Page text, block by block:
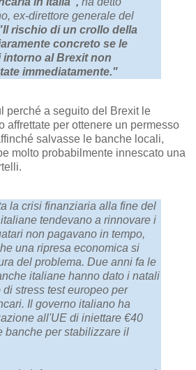
ex-direttore generale del
rischio di un crollo della
concreto se le
al Brexit non
immediatamente."
perché a seguito del Brexit le
affrettate per ottenere un permesso
salvasse le banche locali,
molto probabilmente innescato una
la crisi finanziaria alla fine del
tendevano a rinnovare i
non pagavano in tempo,
una ripresa economica si
del problema. Due anni fa le
italiane hanno dato i natali
stress test europeo per
Il governo italiano ha
all'UE di iniettare €40
banche per stabilizzare il